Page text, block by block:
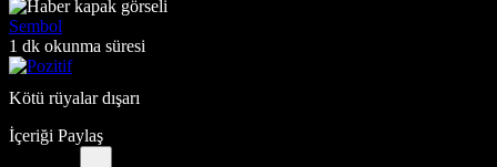
Sembol
1 dk okunma süresi
Kötü rüyalar dışarı
İçeriği Paylaş